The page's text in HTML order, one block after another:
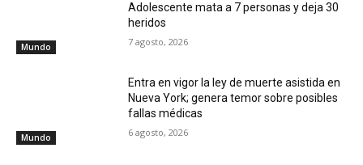
Mundo
Adolescente mata a 7 personas y deja 30
heridos
7 agosto, 2026
Mundo
Entra en vigor la ley de muerte asistida en
Nueva York; genera temor sobre posibles
fallas médicas
6 agosto, 2026